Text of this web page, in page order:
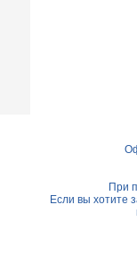
При
Если вы хотите